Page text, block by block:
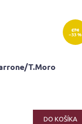
€74
–33 %
T.Moro
DO KOŠÍKA